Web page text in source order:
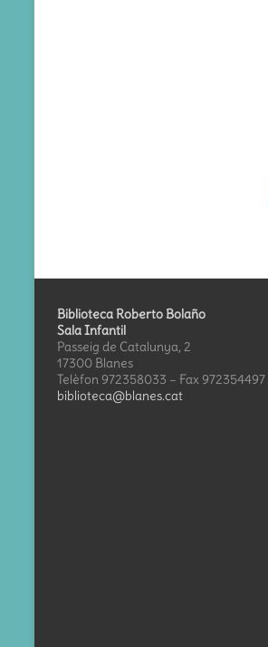
Biblioteca Roberto Bolaño
Sala Infantil
Passeig de Catalunya, 2
17300 Blanes
Telèfon 972358033 – Fax 972354497
biblioteca@blanes.cat